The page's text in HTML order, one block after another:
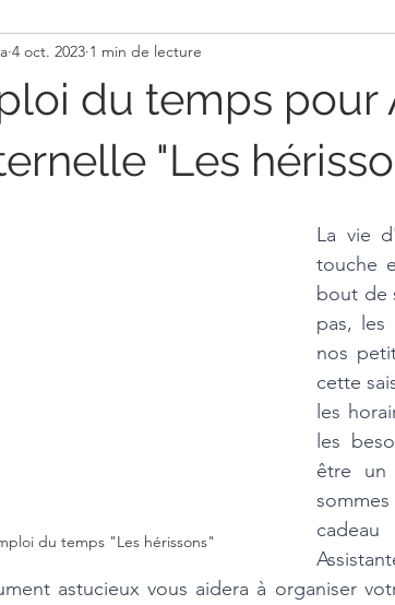
Souvenir Actualité Assmat
du temps pour
"Les
4 oct. 2023 1 min de lecture
du temps "Les hérissons"
La vie
touche
bout de
pas, les
nos
cette
les
les
être un
astucieux vous aidera à organiser